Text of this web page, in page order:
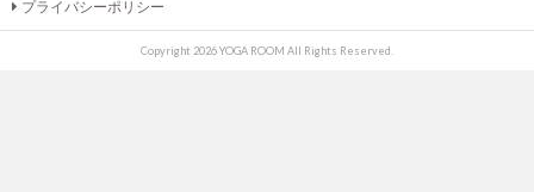
プライバシーポリシー
Copyright 2026 YOGA ROOM All Rights Reserved.